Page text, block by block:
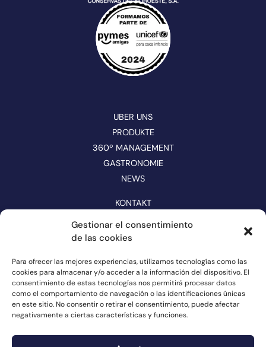
Gestionar el consentimiento
de las cookies
Para ofrecer las mejores experiencias, utilizamos tecnologías como las
cookies para almacenar y/o acceder a la información del dispositivo. El
consentimiento de estas tecnologías nos permitirá procesar datos
como el comportamiento de navegación o las identificaciones únicas
en este sitio. No consentir o retirar el consentimiento, puede afectar
negativamente a ciertas características y funciones.
UBER UNS
PRODUKTE
360º MANAGEMENT
GASTRONOMIE
NEWS
KONTAKT
FOLGEN SIE UNS IN DEN SOZIALEN MEDIEN